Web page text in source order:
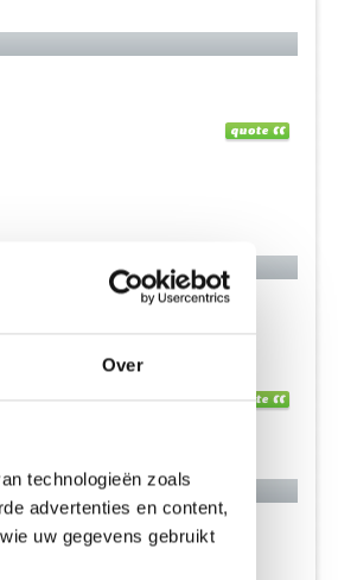
Over
technologieën zoals
advertenties en content,
uw gegevens gebruikt
grappig